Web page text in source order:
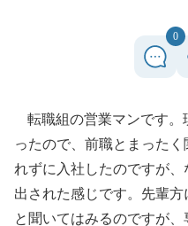
0
転職組の営業マンです。
ったので、前職とまった
れずに入社したのですが
出された感じです。先輩
と聞いてはみるのですが